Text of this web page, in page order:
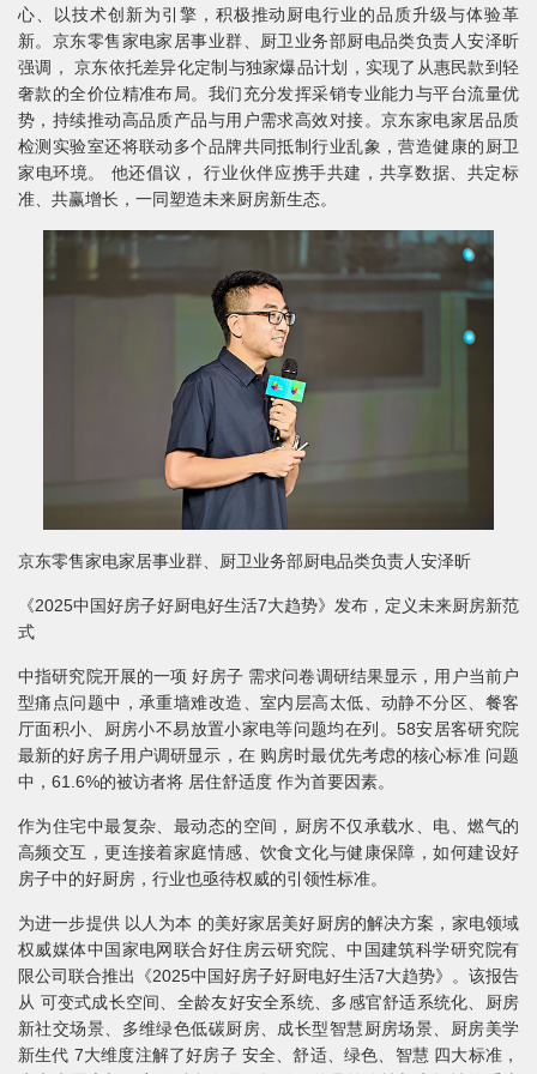
心、以技术创新为引擎，积极推动厨电行业的品质升级与体验革
新。京东零售家电家居事业群、厨卫业务部厨电品类负责人安泽昕
强调， 京东依托差异化定制与独家爆品计划，实现了从惠民款到轻
奢款的全价位精准布局。我们充分发挥采销专业能力与平台流量优
势，持续推动高品质产品与用户需求高效对接。京东家电家居品质
检测实验室还将联动多个品牌共同抵制行业乱象，营造健康的厨卫
家电环境。 他还倡议， 行业伙伴应携手共建，共享数据、共定标
准、共赢增长，一同塑造未来厨房新生态。
京东零售家电家居事业群、厨卫业务部厨电品类负责人安泽昕
《2025中国好房子好厨电好生活7大趋势》发布，定义未来厨房新范
式
中指研究院开展的一项 好房子 需求问卷调研结果显示，用户当前户
型痛点问题中，承重墙难改造、室内层高太低、动静不分区、餐客
厅面积小、厨房小不易放置小家电等问题均在列。58安居客研究院
最新的好房子用户调研显示，在 购房时最优先考虑的核心标准 问题
中，61.6%的被访者将 居住舒适度 作为首要因素。
作为住宅中最复杂、最动态的空间，厨房不仅承载水、电、燃气的
高频交互，更连接着家庭情感、饮食文化与健康保障，如何建设好
房子中的好厨房，行业也亟待权威的引领性标准。
为进一步提供 以人为本 的美好家居美好厨房的解决方案，家电领域
权威媒体中国家电网联合好住房云研究院、中国建筑科学研究院有
限公司联合推出《2025中国好房子好厨电好生活7大趋势》。该报告
从 可变式成长空间、全龄友好安全系统、多感官舒适系统化、厨房
新社交场景、多维绿色低碳厨房、成长型智慧厨房场景、厨房美学
新生代 7大维度注解了好房子 安全、舒适、绿色、智慧 四大标准，